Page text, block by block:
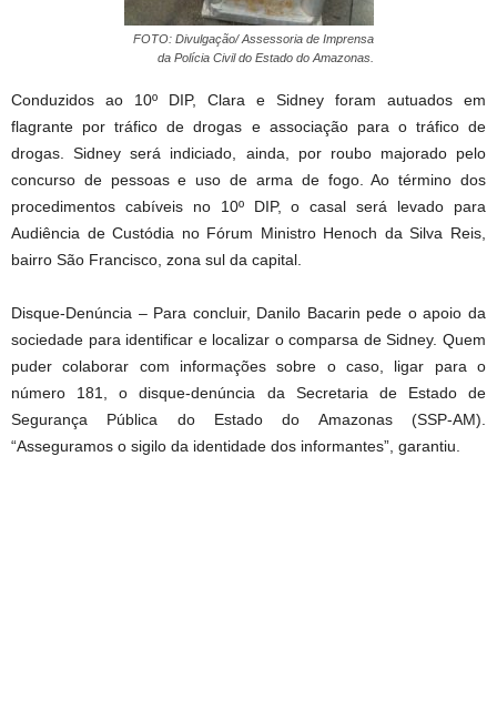
FOTO: Divulgação/ Assessoria de Imprensa
da Polícia Civil do Estado do Amazonas.
Conduzidos ao 10º DIP, Clara e Sidney foram autuados em
flagrante por tráfico de drogas e associação para o tráfico de
drogas. Sidney será indiciado, ainda, por roubo majorado pelo
concurso de pessoas e uso de arma de fogo. Ao término dos
procedimentos cabíveis no 10º DIP, o casal será levado para
Audiência de Custódia no Fórum Ministro Henoch da Silva Reis,
bairro São Francisco, zona sul da capital.
Disque-Denúncia – Para concluir, Danilo Bacarin pede o apoio da
sociedade para identificar e localizar o comparsa de Sidney. Quem
puder colaborar com informações sobre o caso, ligar para o
número 181, o disque-denúncia da Secretaria de Estado de
Segurança Pública do Estado do Amazonas (SSP-AM).
“Asseguramos o sigilo da identidade dos informantes”, garantiu.